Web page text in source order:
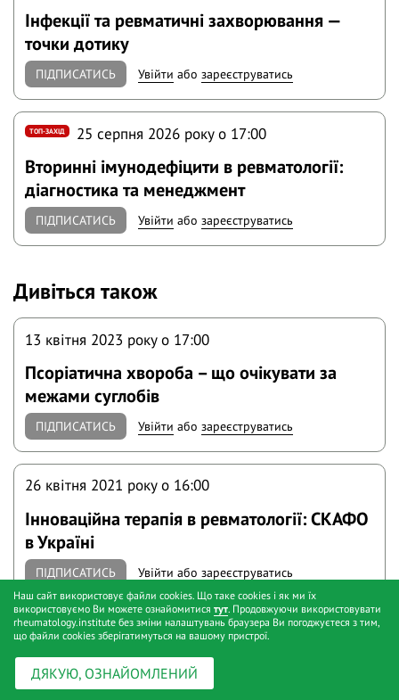
Інфекції та ревматичні захворювання —
точки дотику
ПІДПИСАТИСЬ Увійти абозареєструватись
ТОП-ЗАХІД 25 серпня 2026 року o 17:00
Вторинні імунодефіцити в ревматології:
діагностика та менеджмент
ПІДПИСАТИСЬ Увійти абозареєструватись
Дивіться також
13 квітня 2023 року o 17:00
Псоріатична хвороба – що очікувати за
межами суглобів
ПІДПИСАТИСЬ Увійти абозареєструватись
26 квітня 2021 року o 16:00
Інноваційна терапія в ревматології: СКАФО
в Україні
ПІДПИСАТИСЬ Увійти абозареєструватись
19 жовтня 2023 року o 17:00
Найчастіші помилки в ревматології – не
помиляється той, хто нічого не робить
Наш сайт використовує файли cookies. Що таке cookies і як ми їх
використовуємо Ви можете ознайомитися тут. Продовжуючи використовувати
rheumatology.institute без зміни налаштувань браузера Ви погоджуєтеся з тим,
що файли cookies зберігатимуться на вашому пристрої.
ДЯКУЮ, ОЗНАЙОМЛЕНИЙ